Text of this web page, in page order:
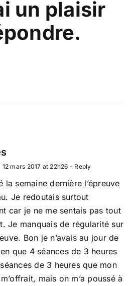
un plaisir
12 mars 2017 at 22h26 - Reply
la semaine dernière l’épreuve
Je redoutais surtout
car je ne me sentais pas tout
Je manquais de régularité sur
Bon je n’avais au jour de
que 4 séances de 3 heures
de 3 heures que mon
mais on m’a poussé à